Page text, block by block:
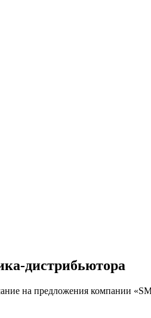
дистрибьютора
на предложения компании